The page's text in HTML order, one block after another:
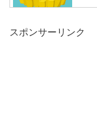
スポンサーリンク